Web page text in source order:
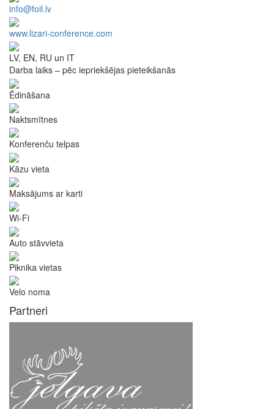
info@foil.lv
www.lizari-conference.com
LV, EN, RU un IT
Darba laiks – pēc iepriekšējas pieteikšanās
Ēdināšana
Naktsmītnes
Konferenču telpas
Kāzu vieta
Maksājums ar karti
Wi-Fi
Auto stāvvieta
Piknika vietas
Velo noma
Partneri